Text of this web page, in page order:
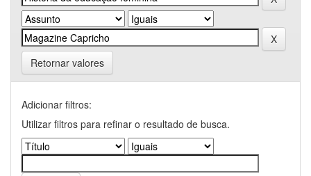
Retornar valores
Adicionar filtros:
Utilizar filtros para refinar o resultado de busca.